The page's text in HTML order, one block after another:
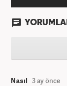
Nasıl 3 ay önce